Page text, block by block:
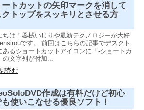
ートカットの矢印マークを消して
クトップをスッキリとさせる方
ちは！器械いじりや最新テクノロジーが大好
です。 前回はこちらの記事でデスクト
あるショートカットアイコンに「-ショートカ
の文字列が付加...
読む
作成は有料だけど初心
使いこなせる優良ソフト！